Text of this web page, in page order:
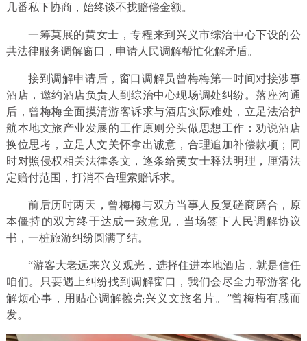
几番私下协商，始终谈不拢赔偿金额。
一筹莫展的黄女士，专程来到兴义市综治中心下设的公
共法律服务调解窗口，申请人民调解帮忙化解矛盾。
接到调解申请后，窗口调解员曾梅梅第一时间对接涉事
酒店，邀约酒店负责人到综治中心现场调处纠纷。落座沟通
后，曾梅梅全面摸清游客诉求与酒店实际难处，立足法治护
航本地文旅产业发展的工作原则分头做思想工作：劝说酒店
换位思考，立足人文关怀拿出诚意，合理追加补偿款项；同
时对照侵权相关法律条文，逐条给黄女士释法明理，厘清法
定赔付范围，打消不合理索赔诉求。
前后历时两天，曾梅梅与双方当事人反复磋商磨合，原
本僵持的双方终于达成一致意见，当场签下人民调解协议
书，一桩旅游纠纷圆满了结。
“游客大老远来兴义观光，选择住进本地酒店，就是信任
咱们。只要遇上纠纷找到调解窗口，我们会尽全力帮游客化
解烦心事，用贴心调解擦亮兴义文旅名片。”曾梅梅有感而
发。